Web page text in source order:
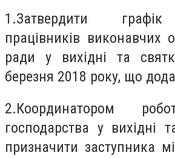
1.Затвердити графік
працівників виконавчих
ради у вихідні та
березня 2018 року, що
2.Координатором
господарства у вихідні
призначити заступника